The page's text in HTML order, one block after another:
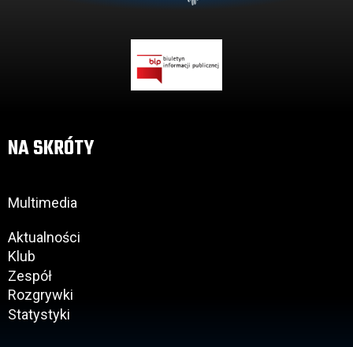
NA SKRÓTY
Multimedia
Aktualności
Klub
Zespół
Rozgrywki
Statystyki